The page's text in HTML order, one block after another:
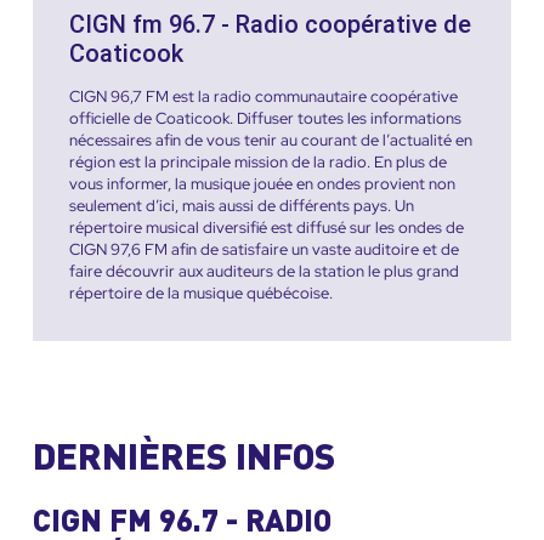
CIGN fm 96.7 - Radio coopérative de
Coaticook
CIGN 96,7 FM est la radio communautaire coopérative
officielle de Coaticook. Diffuser toutes les informations
nécessaires afin de vous tenir au courant de l’actualité en
région est la principale mission de la radio. En plus de
vous informer, la musique jouée en ondes provient non
seulement d’ici, mais aussi de différents pays. Un
répertoire musical diversifié est diffusé sur les ondes de
CIGN 97,6 FM afin de satisfaire un vaste auditoire et de
faire découvrir aux auditeurs de la station le plus grand
répertoire de la musique québécoise.
DERNIÈRES INFOS
CIGN FM 96.7 - RADIO